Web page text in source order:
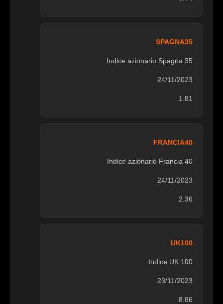
SPAGNA35
Indice azionario Spagna 35
24/11/2023
1.81
FRANCIA40
Indice azionario Francia 40
24/11/2023
2.36
UK100
Indice UK 100
23/11/2023
8.86